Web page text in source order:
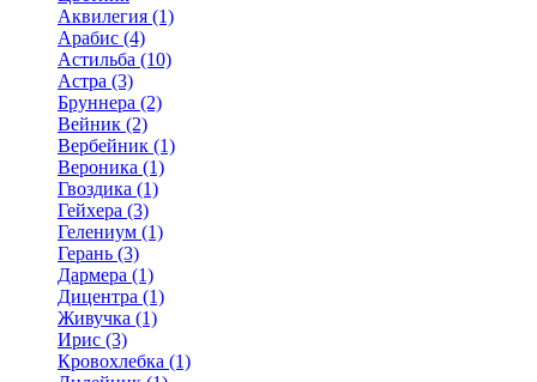
Аквилегия (1)
Арабис (4)
Астильба (10)
Астра (3)
Бруннера (2)
Вейник (2)
Вербейник (1)
Вероника (1)
Гвоздика (1)
Гейхера (3)
Гелениум (1)
Герань (3)
Дармера (1)
Дицентра (1)
Живучка (1)
Ирис (3)
Кровохлебка (1)